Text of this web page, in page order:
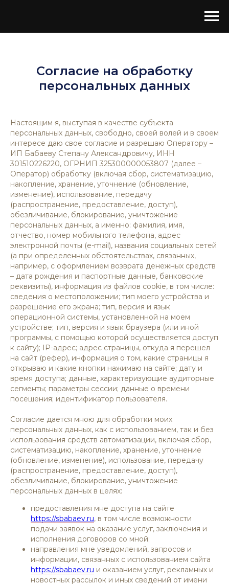
Согласие на обработку
персональных данных
Настоящим я, выступая в качестве субъекта
персональных данных, свободно, своей волей и в своем
интересе даю свое согласие и разрешаю Оператору –
ИП Бабаеву Степану Александровичу, ИНН
301510226220, ОГРНИП 325300000053807 (далее –
Оператор) обработку (включая сбор, систематизацию,
накопление, хранение, уточнение (обновление,
изменение), использование, передачу
(распространение, предоставление, доступ),
обезличивание, блокирование, уничтожение
персональных данных, а именно: фамилия, имя,
отчество, номер мобильного телефона, адрес
электронной почты (e-mail), названия социальных сетей
(а при определенных обстоятельствах, связанных,
например, с оформлением возврата денежных средств
– дата рождения и паспортные данные, банковские
реквизиты), информация из файлов cookie, в том числе:
сведения о местоположении; тип моего устройства и
разрешение его экрана; тип, версия и язык
операционной системы, установленной на моем
устройстве; тип, версия и язык браузера (или иной
программы, с помощью которой осуществляется доступ
к сайту); IP-адрес; адрес страницы, откуда я перешел
на сайт (рефер), информация о том, какие страницы я
открываю и какие кнопки нажимаю на сайте; дату и
время доступа; данные, характеризующие аудиторные
сегменты; параметры сессии; данные о времени
посещения; идентификатор пользователя.
Согласие дается мною для обработки моих
персональных данных, как с использованием, так и без
использования средств автоматизации, включая сбор,
систематизацию, накопление, хранение, уточнение
(обновление, изменение), использование, передачу
(распространение, предоставление, доступ),
обезличивание, блокирование, уничтожение
персональных данных в целях:
предоставления мне доступа на сайте
https://sbabaev.ru, в том числе возможности
подачи заявок на оказание услуг, заключения и
исполнения договоров со мной;
направления мне уведомлений, запросов и
информации, связанных с использованием сайта
https://sbabaev.ru и оказанием услуг, рекламных и
новостных рассылок и иных сведений от имени